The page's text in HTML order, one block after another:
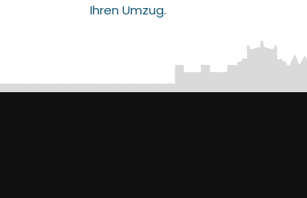
Ihren Umzug.